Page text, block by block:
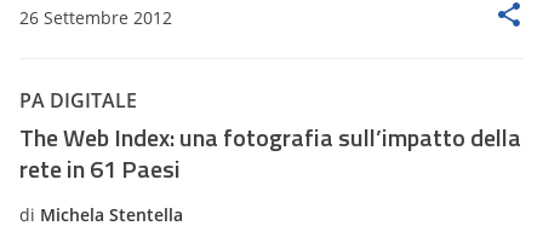
26 Settembre 2012
PA DIGITALE
The Web Index: una fotografia sull’impatto della
rete in 61 Paesi
di Michela Stentella